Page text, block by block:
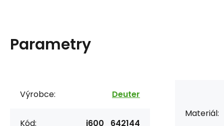
Parametry
Výrobce: Deuter
Kód: i600_642144
Materiál: